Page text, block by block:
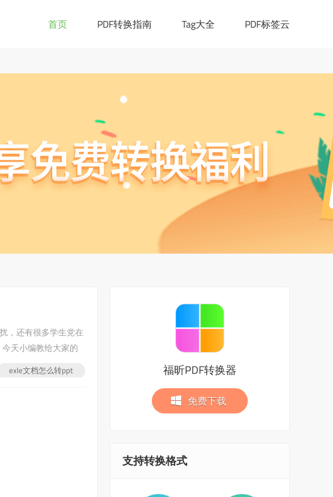
window.location.href="https://ask.pdf365.cn/converter/"; }
首页 PDF转换指南 Tag大全 PDF标签云
，还有很多学生党在
天小编教给大家的
exle文档怎么转ppt 福昕PDF转换器
免费下载
支持转换格式